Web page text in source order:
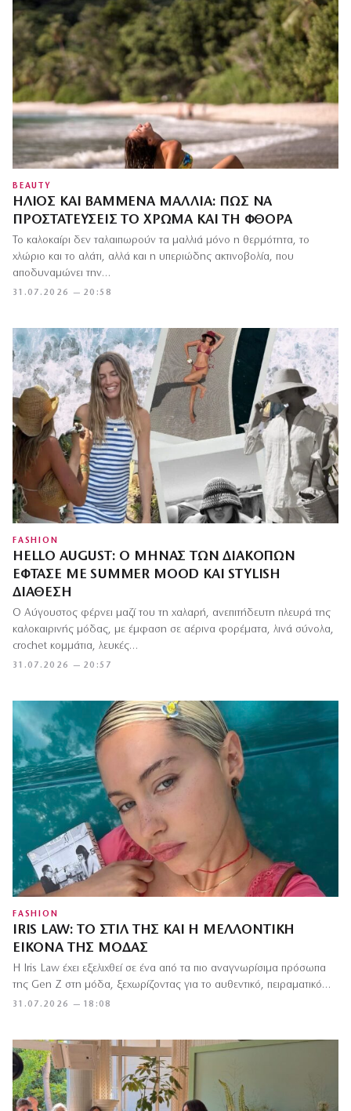
BEAUTY
ΉΛΙΟΣ ΚΑΙ ΒΑΜΜΈΝΑ ΜΑΛΛΙΆ: ΠΏΣ ΝΑ
ΠΡΟΣΤΑΤΕΎΣΕΙΣ ΤΟ ΧΡΏΜΑ ΚΑΙ ΤΗ ΦΘΟΡΆ
31.07.2026 — 20:58
Το καλοκαίρι δεν ταλαιπωρούν τα μαλλιά μόνο η θερμότητα, το
χλώριο και το αλάτι, αλλά και η υπεριώδης ακτινοβολία, που
αποδυναμώνει την…
FASHION
HELLO AUGUST: Ο ΜΉΝΑΣ ΤΩΝ ΔΙΑΚΟΠΏΝ
ΈΦΤΑΣΕ ΜΕ SUMMER MOOD ΚΑΙ STYLISH
ΔΙΆΘΕΣΗ
31.07.2026 — 20:57
Ο Αύγουστος φέρνει μαζί του τη χαλαρή, ανεπιτήδευτη πλευρά της
καλοκαιρινής μόδας, με έμφαση σε αέρινα φορέματα, λινά σύνολα,
crochet κομμάτια, λευκές…
FASHION
IRIS LAW: ΤΟ ΣΤΙΛ ΤΗΣ ΚΑΙ Η ΜΕΛΛΟΝΤΙΚΉ
ΕΙΚΌΝΑ ΤΗΣ ΜΌΔΑΣ
31.07.2026 — 18:08
Η Iris Law έχει εξελιχθεί σε ένα από τα πιο αναγνωρίσιμα πρόσωπα
της Gen Z στη μόδα, ξεχωρίζοντας για το αυθεντικό, πειραματικό…